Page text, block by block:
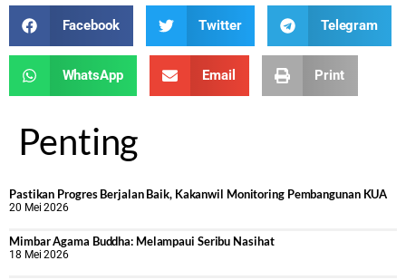
Facebook Twitter Telegram
WhatsApp Email Print
Penting
Pastikan Progres Berjalan Baik, Kakanwil Monitoring Pembangunan KUA
20 Mei 2026
Mimbar Agama Buddha: Melampaui Seribu Nasihat
18 Mei 2026